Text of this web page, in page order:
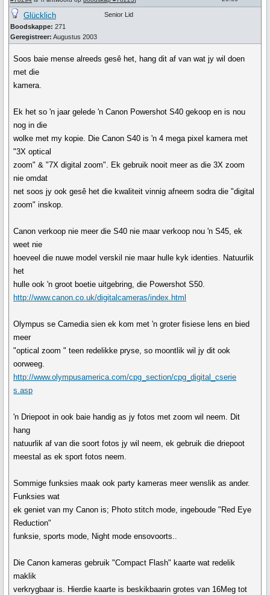
Glücklich
Boodskappe: 271
Geregistreer: Augustus 2003
Senior Lid
Soos baie mense alreeds gesê het, hang dit af van wat jy wil doen
met die
kamera.
Ek het so 'n jaar gelede 'n Canon Powershot S40 gekoop en is nou
nog in die
wolke met my kopie. Die Canon S40 is 'n 4 mega pixel kamera met
"3X optical
zoom" & "7X digital zoom". Ek gebruik nooit meer as die 3X zoom
nie omdat
net soos jy ook gesê het die kwaliteit vinnig afneem sodra die "digital
zoom" inskop.
Canon verkoop nie meer die S40 nie maar verkoop nou 'n S45, ek
weet nie
hoeveel die nuwe model verskil nie maar hulle kyk identies. Natuurlik
het
hulle ook 'n groot boetie uitgebring, die Powershot S50.
http://www.canon.co.uk/digitalcameras/index.html
Olympus se Camedia sien ek kom met 'n groter fisiese lens en bied
meer
"optical zoom " teen redelikke pryse, so moontlik wil jy dit ook
oorweeg.
http://www.olympusamerica.com/cpg_section/cpg_digital_cserie
s.asp
'n Driepoot in ook baie handig as jy fotos met zoom wil neem. Dit
hang
natuurlik af van die soort fotos jy wil neem, ek gebruik die driepoot
meestal as ek sport fotos neem.
Sommige funksies maak ook party kameras meer wenslik as ander.
Funksies wat
ek geniet van my Canon is; Photo stitch mode, ingeboude "Red Eye
Reduction"
funksie, sports mode, Night mode ensovoorts..
Die Canon kameras gebruik "Compact Flash" kaarte wat redelik
maklik
verkrygbaar is. Hierdie kaarte is beskikbaarin grotes van 16Meg tot